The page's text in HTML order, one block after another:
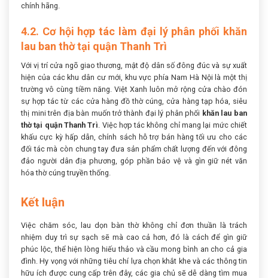
chính hãng.
4.2. Cơ hội hợp tác làm đại lý phân phối khăn
lau ban thờ tại quận Thanh Trì
Với vị trí cửa ngõ giao thương, mật độ dân số đông đúc và sự xuất
hiện của các khu dân cư mới, khu vực phía Nam Hà Nội là một thị
trường vô cùng tiềm năng. Việt Xanh luôn mở rộng cửa chào đón
sự hợp tác từ các cửa hàng đồ thờ cúng, cửa hàng tạp hóa, siêu
thị mini trên địa bàn muốn trở thành đại lý phân phối khăn lau ban
thờ tại quận Thanh Trì . Việc hợp tác không chỉ mang lại mức chiết
khấu cực kỳ hấp dẫn, chính sách hỗ trợ bán hàng tối ưu cho các
đối tác mà còn chung tay đưa sản phẩm chất lượng đến với đông
đảo người dân địa phương, góp phần bảo vệ và gìn giữ nét văn
hóa thờ cúng truyền thống.
Kết luận
Việc chăm sóc, lau dọn bàn thờ không chỉ đơn thuần là trách
nhiệm duy trì sự sạch sẽ mà cao cả hơn, đó là cách để gìn giữ
phúc lộc, thể hiện lòng hiếu thảo và cầu mong bình an cho cả gia
đình. Hy vọng với những tiêu chí lựa chọn khắt khe và các thông tin
hữu ích được cung cấp trên đây, các gia chủ sẽ dễ dàng tìm mua